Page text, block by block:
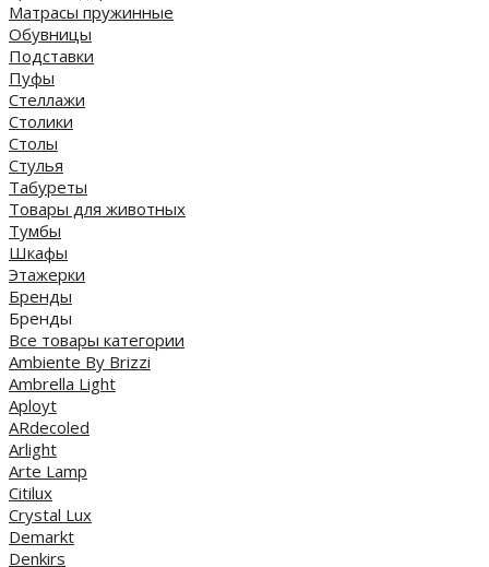
Матрасы пружинные
Обувницы
Подставки
Пуфы
Стеллажи
Столики
Столы
Стулья
Табуреты
Товары для животных
Тумбы
Шкафы
Этажерки
Бренды
Бренды
Все товары категории
Ambiente By Brizzi
Ambrella Light
Aployt
ARdecoled
Arlight
Arte Lamp
Citilux
Crystal Lux
Demarkt
Denkirs